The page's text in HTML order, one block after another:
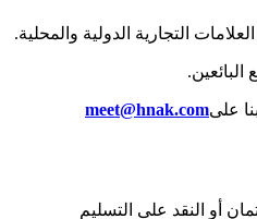
التجارية الدولية والمحلية.
علىmeet@hnak.com
أو النقد على التسليم